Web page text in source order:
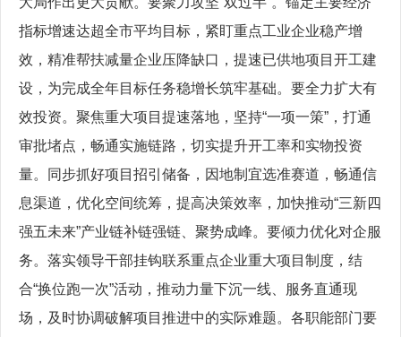
指标增速达超全市平均目标，紧盯重点工业企业稳产增
效，精准帮扶减量企业压降缺口，提速已供地项目开工建
设，为完成全年目标任务稳增长筑牢基础。要全力扩大有
效投资。聚焦重大项目提速落地，坚持“一项一策”，打通
审批堵点，畅通实施链路，切实提升开工率和实物投资
量。同步抓好项目招引储备，因地制宜选准赛道，畅通信
息渠道，优化空间统筹，提高决策效率，加快推动“三新四
强五未来”产业链补链强链、聚势成峰。要倾力优化对企服
务。落实领导干部挂钩联系重点企业重大项目制度，结
合“换位跑一次”活动，推动力量下沉一线、服务直通现
场，及时协调破解项目推进中的实际难题。各职能部门要